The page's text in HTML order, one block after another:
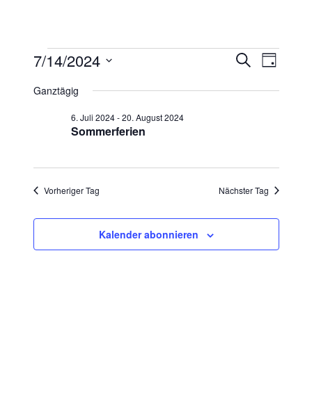
Veranstaltungen
14.
und
Suche
Tag
7/14/2024
wählen.
Ganztägig
Sommerferien
6. Juli 2024-20. August 2024
Vorheriger Tag Nächster Tag
Kalender abonnieren